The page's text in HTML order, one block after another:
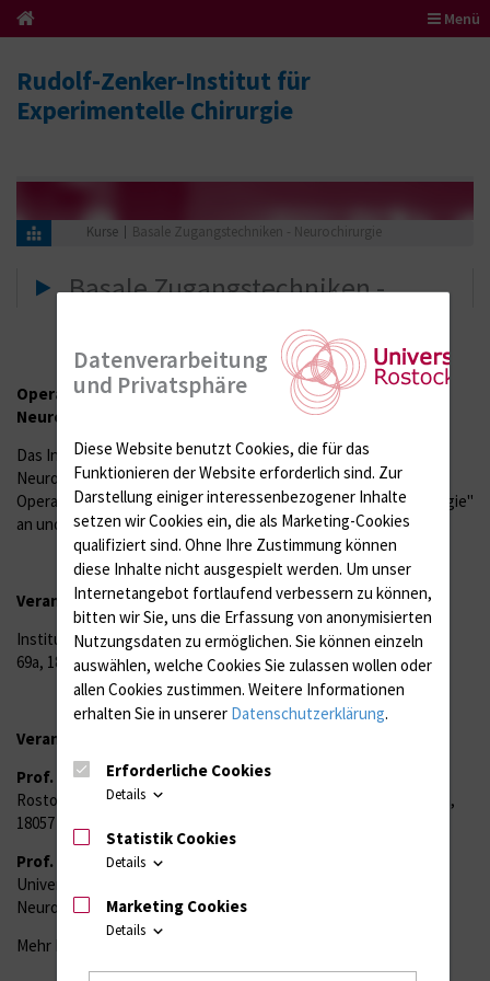
Menü
Rudolf-Zenker-Institut für
Experimentelle Chirurgie
Kurse Basale Zugangstechniken - Neurochirurgie
Basale Zugangstechniken -
Operationskurs "Basale Zugangstechniken in der
Neurochirurgie"
Das Institut für Experimentelle Chirurgie und die Abteilung für
Neurochirurgie an der Universität Rostock bieten jährlich zwei
Operationskurse "Basale Zugangstechniken in der Neurochirurgie"
an und möchten Sie dazu herzlich einladen.
Veranstaltungsort:
Institut für Experimentelle Chirurgie, Großtier-OP, Schillingallee
69a, 18057 Rostock
Veranstalter:
Prof. Dr. med. B. Vollmar (Direktorin)
Rostock, Institut für Experimentelle Chirurgie, Schillingallee 69a,
18057 Rostock
Prof. Dr. med. Dr. med. habil. T. Freiman (Direktor)
Universitätsmedizin Rostock, Klinik und Poliklinik für
Neurochirurgie, Schillingallee 35, 18057 Rostock
Mehr Information: siehe
Datenverarbeitung
und Privatsphäre
Diese Website benutzt Cookies, die für das
Funktionieren der Website erforderlich sind. Zur
Darstellung einiger interessenbezogener Inhalte
setzen wir Cookies ein, die als Marketing-Cookies
qualifiziert sind. Ohne Ihre Zustimmung können
diese Inhalte nicht ausgespielt werden. Um unser
Internetangebot fortlaufend verbessern zu können,
bitten wir Sie, uns die Erfassung von anonymisierten
Nutzungsdaten zu ermöglichen. Sie können einzeln
auswählen, welche Cookies Sie zulassen wollen oder
allen Cookies zustimmen. Weitere Informationen
erhalten Sie in unserer Datenschutzerklärung.
Erforderliche Cookies
Details
Statistik Cookies
Details
Marketing Cookies
Details